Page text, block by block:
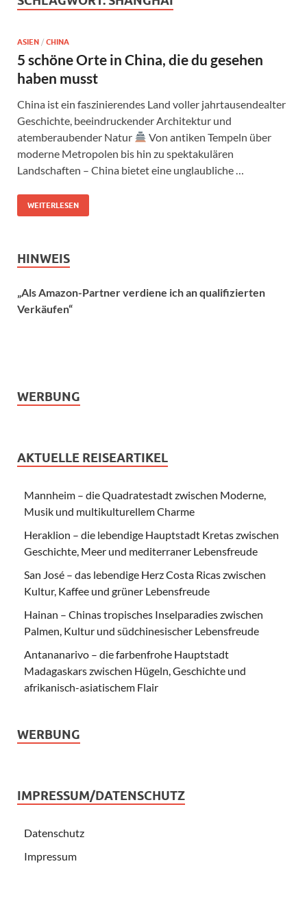
ASIEN / CHINA
5 schöne Orte in China, die du gesehen
haben musst
China ist ein faszinierendes Land voller jahrtausendealter
Geschichte, beeindruckender Architektur und
atemberaubender Natur
Von antiken Tempeln über
moderne Metropolen bis hin zu spektakulären
Landschaften – China bietet eine unglaubliche …
WEITERLESEN
HINWEIS
„Als Amazon-Partner verdiene ich an qualifizierten
Verkäufen“
WERBUNG
AKTUELLE REISEARTIKEL
Mannheim – die Quadratestadt zwischen Moderne,
Musik und multikulturellem Charme
Heraklion – die lebendige Hauptstadt Kretas zwischen
Geschichte, Meer und mediterraner Lebensfreude
San José – das lebendige Herz Costa Ricas zwischen
Kultur, Kaffee und grüner Lebensfreude
Hainan – Chinas tropisches Inselparadies zwischen
Palmen, Kultur und südchinesischer Lebensfreude
Antananarivo – die farbenfrohe Hauptstadt
Madagaskars zwischen Hügeln, Geschichte und
afrikanisch-asiatischem Flair
WERBUNG
IMPRESSUM/DATENSCHUTZ
Datenschutz
Impressum